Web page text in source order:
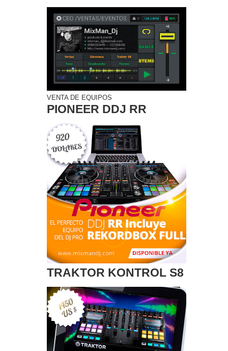
VENTA DE EQUIPOS
PIONEER DDJ RR
TRAKTOR KONTROL S8